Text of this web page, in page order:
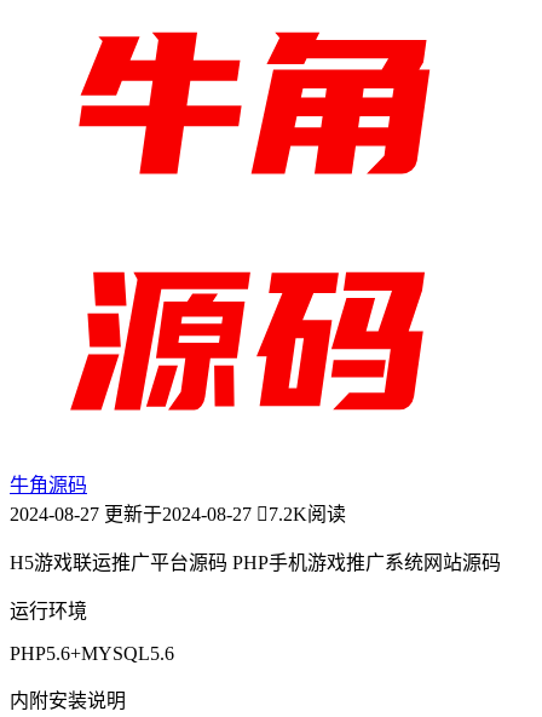
牛角源码
2024-08-27 更新于2024-08-27 7.2K阅读
H5游戏联运推广平台源码 PHP手机游戏推广系统网站源码
运行环境
PHP5.6+MYSQL5.6
内附安装说明